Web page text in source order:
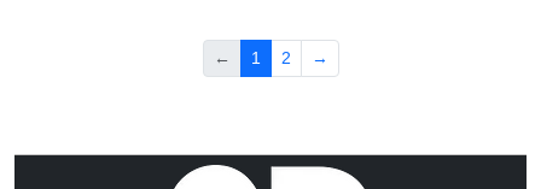
← 1 2 →